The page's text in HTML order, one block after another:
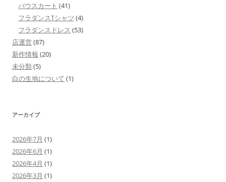
パウスカート (41)
フラダンスTシャツ (4)
フラダンスドレス (53)
店運営(87)
新作情報 (20)
未分類(5)
白の生地について (1)
アーカイブ
2026年7月 (1)
2026年6月 (1)
2026年4月 (1)
2026年3月 (1)